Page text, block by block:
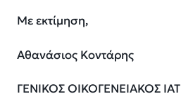
Με εκτίμηση,
Αθανάσιος Κοντάρης
ΓΕΝΙΚΟΣ ΟΙΚΟΓΕΝΕΙΑΚΟΣ